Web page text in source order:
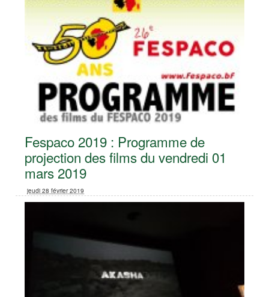
Fespaco 2019 : Programme de
projection des films du vendredi 01
mars 2019
jeudi 28 février 2019